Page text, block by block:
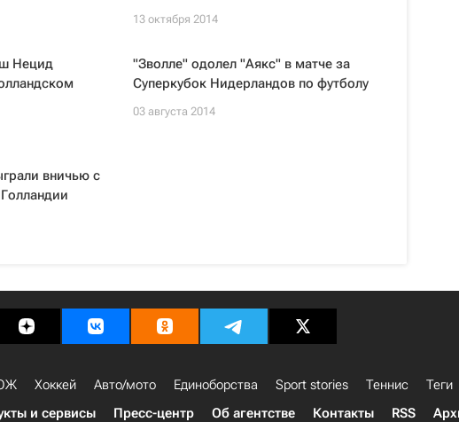
13 октября 2014
Нецид
"Зволле" одолел "Аякс" в матче за
Суперкубок Нидерландов по футболу
03 августа 2014
вничью с
Хоккей Авто/мото Единоборства Sport stories Теннис Теги
и сервисы Пресс-центр Об агентстве Контакты RSS